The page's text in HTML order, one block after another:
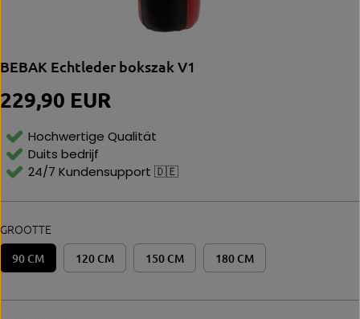
BEBAK Echtleder bokszak V1
N
M
Ri
229,90 EUR
Hochwertige Qualität
Duits bedrijf
24/7 Kundensupport 🇩🇪
GROOTTE
90 CM 120 CM 150 CM 180 CM